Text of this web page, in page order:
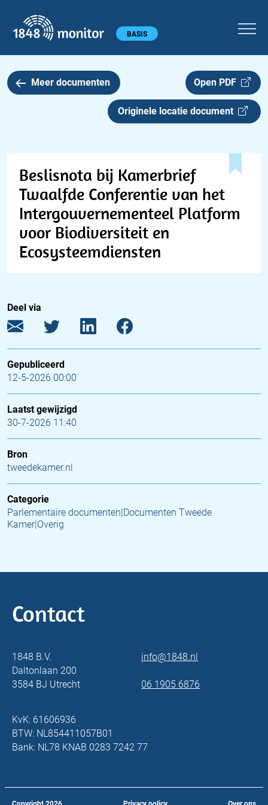
Hoofdmenu BASIS
Meer documenten Open PDF
Originele locatie document
Beslisnota bij Kamerbrief
Twaalfde Conferentie van het
Intergouvernementeel Platform
voor Biodiversiteit en
Ecosysteemdiensten
Deel via
Gepubliceerd
12-5-2026 00:00
Laatst gewijzigd
30-7-2026 11:40
Bron
tweedekamer.nl
Categorie
Parlementaire documenten|Documenten Tweede
Kamer|Overig
Contact
1848 B.V.
Daltonlaan 200
3584 BJ Utrecht
info@1848.nl
06 1905 6876
KvK: 61606936
BTW: NL854411057B01
Bank: NL78 KNAB 0283 7242 77